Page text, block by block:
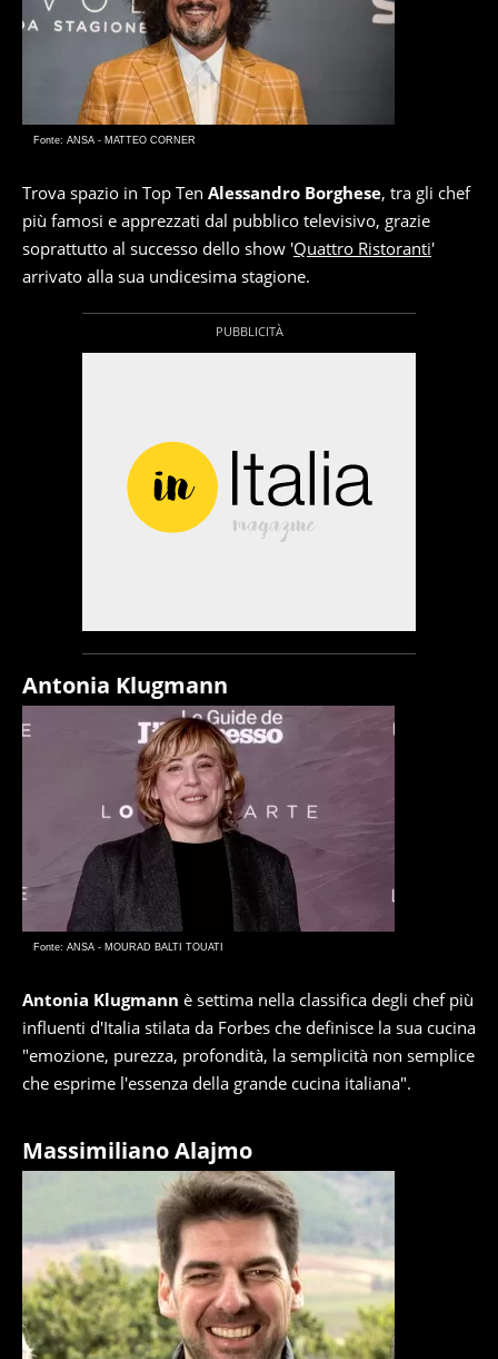
Fonte: ANSA - MATTEO CORNER
Trova spazio in Top Ten Alessandro Borghese, tra gli chef
più famosi e apprezzati dal pubblico televisivo, grazie
soprattutto al successo dello show 'Quattro Ristoranti'
arrivato alla sua undicesima stagione.
Antonia Klugmann
Fonte: ANSA - MOURAD BALTI TOUATI
Antonia Klugmann è settima nella classifica degli chef più
influenti d'Italia stilata da Forbes che definisce la sua cucina
"emozione, purezza, profondità, la semplicità non semplice
che esprime l'essenza della grande cucina italiana".
Massimiliano Alajmo